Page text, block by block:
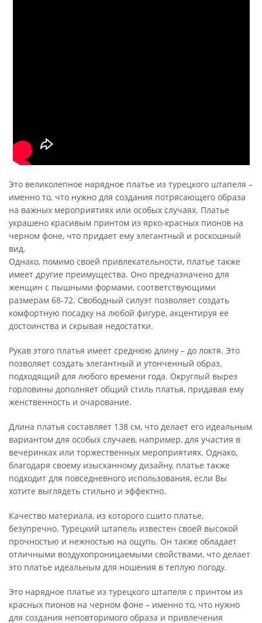
Это великолепное нарядное платье из турецкого штапеля –
именно то, что нужно для создания потрясающего образа
на важных мероприятиях или особых случаях. Платье
украшено красивым принтом из ярко-красных пионов на
черном фоне, что придает ему элегантный и роскошный
вид.
Однако, помимо своей привлекательности, платье также
имеет другие преимущества. Оно предназначено для
женщин с пышными формами, соответствующими
размерам 68-72. Свободный силуэт позволяет создать
комфортную посадку на любой фигуре, акцентируя ее
достоинства и скрывая недостатки.
Рукав этого платья имеет среднюю длину – до локтя. Это
позволяет создать элегантный и утонченный образ,
подходящий для любого времени года. Округлый вырез
горловины дополняет общий стиль платья, придавая ему
женственность и очарование.
Длина платья составляет 138 см, что делает его идеальным
вариантом для особых случаев, например, для участия в
вечеринках или торжественных мероприятиях. Однако,
благодаря своему изысканному дизайну, платье также
подходит для повседневного использования, если Вы
хотите выглядеть стильно и эффектно.
Качество материала, из которого сшито платье,
безупречно. Турецкий штапель известен своей высокой
прочностью и нежностью на ощупь. Он также обладает
отличными воздухопроницаемыми свойствами, что делает
это платье идеальным для ношения в теплую погоду.
Это нарядное платье из турецкого штапеля с принтом из
красных пионов на черном фоне – именно то, что нужно
для создания неповторимого образа и привлечения